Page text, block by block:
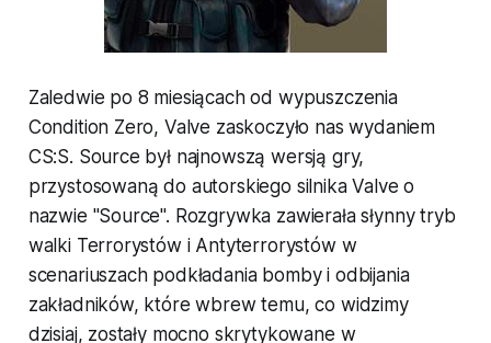
Zaledwie po 8 miesiącach od wypuszczenia
Condition Zero, Valve zaskoczyło nas wydaniem
CS:S. Source był najnowszą wersją gry,
przystosowaną do autorskiego silnika Valve o
nazwie "Source". Rozgrywka zawierała słynny tryb
walki Terrorystów i Antyterrorystów w
scenariuszach podkładania bomby i odbijania
zakładników, które wbrew temu, co widzimy
dzisiaj, zostały mocno skrytykowane w